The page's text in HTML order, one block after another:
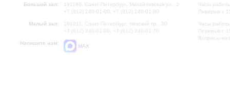
Большой зал:
191186, Санкт-Петербург, Михайловская ул., 2
+7 (812) 240-01-00, +7 (812) 240-01-80
Малый зал:
191011, Санкт-Петербург, Невский пр., 30
+7 (812) 240-01-00, +7 (812) 240-01-70
Напишите нам:
MAX
Часы
Перерыв с
Часы
Перерыв с
Вопросы